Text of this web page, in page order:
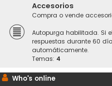
Accesorios
Compra o vende
Autopurga habilitada. Si
respuestas durante 60
automáticamente.
Temas: 4
Who's online